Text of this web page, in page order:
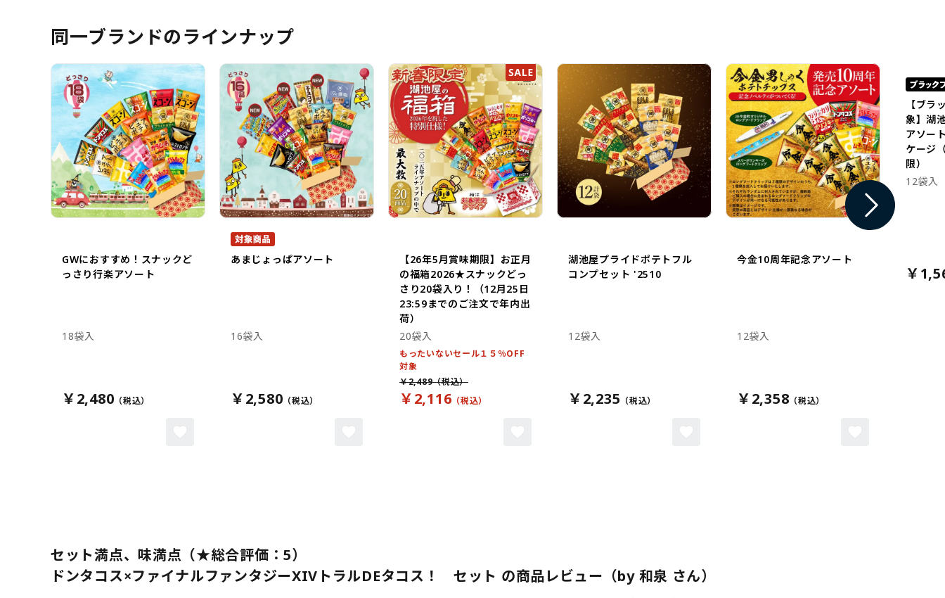
同一ブランドのラインナップ
GWにおすすめ！スナックど
っさり行楽アソート
18袋入
￥2,480
あまじょっぱアソート
16袋入
￥2,580
【26年5月賞味期限】お正月
の福箱2026★スナックどっ
さり20袋入り！（12月25日
23:59までのご注文で年内出
荷）
20袋入
もったいないセール１５％OFF
対象
￥2,116
￥2,489
湖池屋プライドポテトフル
コンプセット '2510
12袋入
￥2,235
今金10周年記念アソート
12袋入
￥2,358
【ブラ
象】湖
アソー
ケージ
限）
12袋入
￥
セット満点、味満点（★総合評価：5）
ドンタコス×ファイナルファンタジーXIVトラルDEタコス！ セット の商品レビュー（by 和泉 さん）